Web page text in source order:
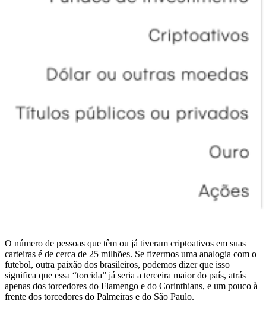
O número de pessoas que têm ou já tiveram criptoativos em suas
carteiras é de cerca de 25 milhões. Se fizermos uma analogia com o
futebol, outra paixão dos brasileiros, podemos dizer que isso
significa que essa “torcida” já seria a terceira maior do país, atrás
apenas dos torcedores do Flamengo e do Corinthians, e um pouco à
frente dos torcedores do Palmeiras e do São Paulo.